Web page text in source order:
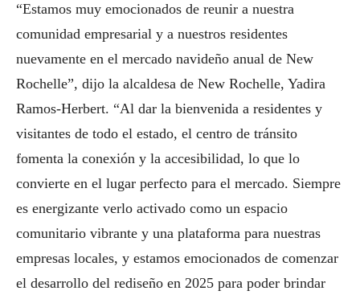
“Estamos muy emocionados de reunir a nuestra
comunidad empresarial y a nuestros residentes
nuevamente en el mercado navideño anual de New
Rochelle”, dijo la alcaldesa de New Rochelle, Yadira
Ramos-Herbert. “Al dar la bienvenida a residentes y
visitantes de todo el estado, el centro de tránsito
fomenta la conexión y la accesibilidad, lo que lo
convierte en el lugar perfecto para el mercado. Siempre
es energizante verlo activado como un espacio
comunitario vibrante y una plataforma para nuestras
empresas locales, y estamos emocionados de comenzar
el desarrollo del rediseño en 2025 para poder brindar